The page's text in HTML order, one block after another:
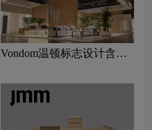
Vondom温顿标志设计含义